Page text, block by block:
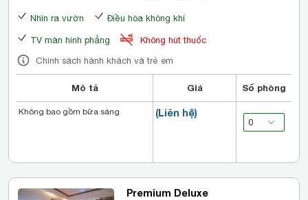
Nhìn ra vườn Điều hòa không khí
TV màn hình phẳng
Không hút thuốc
Chính sách hành khách và trẻ em
Mô tả Giá Số phòng
(Liên hệ)
Không bao gồm bữa sáng
Premium Deluxe